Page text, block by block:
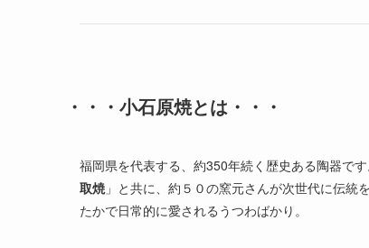
・・・小石原焼とは・・・
福岡県を代表する、約350年続く歴史ある陶器で
取焼」と共に、約５０の窯元さんが次世代に伝統
たかで日常的に愛されるうつわばかり。